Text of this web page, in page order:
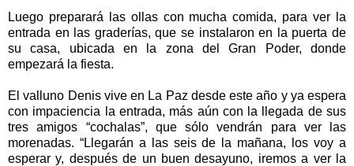
Luego preparará las ollas con mucha comida, para ver la
entrada en las graderías, que se instalaron en la puerta de
su casa, ubicada en la zona del Gran Poder, donde
empezará la fiesta.
El valluno Denis vive en La Paz desde este año y ya espera
con impaciencia la entrada, más aún con la llegada de sus
tres amigos “cochalas”, que sólo vendrán para ver las
morenadas. “Llegarán a las seis de la mañana, los voy a
esperar y, después de un buen desayuno, iremos a ver la